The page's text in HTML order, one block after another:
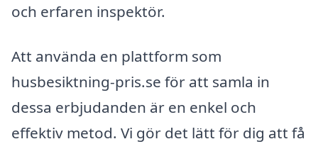
och erfaren inspektör.
Att använda en plattform som
husbesiktning-pris.se för att samla in
dessa erbjudanden är en enkel och
effektiv metod. Vi gör det lätt för dig att få